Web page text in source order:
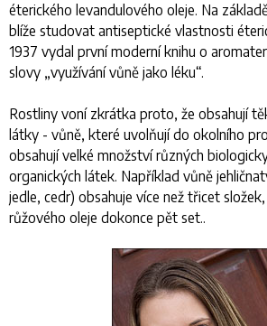
éterického levandulového oleje. Na
blíže studovat antiseptické vlastnosti
1937 vydal první moderní knihu o
slovy „využívání vůně jako léku“.
Rostliny voní zkrátka proto, že obsahují
látky - vůně, které uvolňují do okolního
obsahují velké množství různých
organických látek. Například vůně
jedle, cedr) obsahuje více než třicet
růžového oleje dokonce pět set..